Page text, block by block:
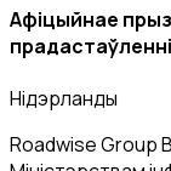
Афіцыйнае
Нідэрланды
Roadwise Group